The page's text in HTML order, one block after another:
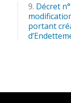
Décret
portant